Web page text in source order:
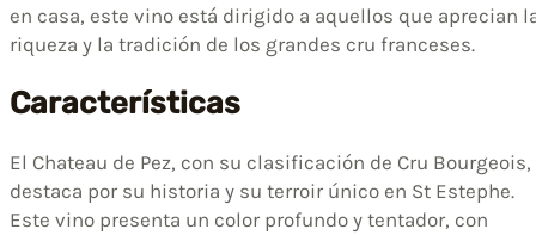
en casa, este vino está dirigido a aquellos que aprecian
riqueza y la tradición de los grandes cru franceses.
Características
El Chateau de Pez, con su clasificación de Cru Bourgeois,
destaca por su historia y su terroir único en St Estephe.
Este vino presenta un color profundo y tentador, con